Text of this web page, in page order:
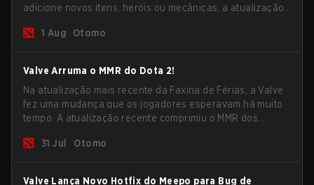
adicione novos itens, heróis ou mecânicas, a atualização
maiores problemas do jogo.
1 Aug Otomo
Valve Arruma o MMR do Dota 2!
Na atualização mais recente da Faxina de Férias, a Valve
fez uma mudança que os jogadores esperavam há muito
tempo. A atualização recente comprimiu o MMR dos
31 Jul
Otomo
Valve Lança Novo Hotfix do Meepo para Bug de